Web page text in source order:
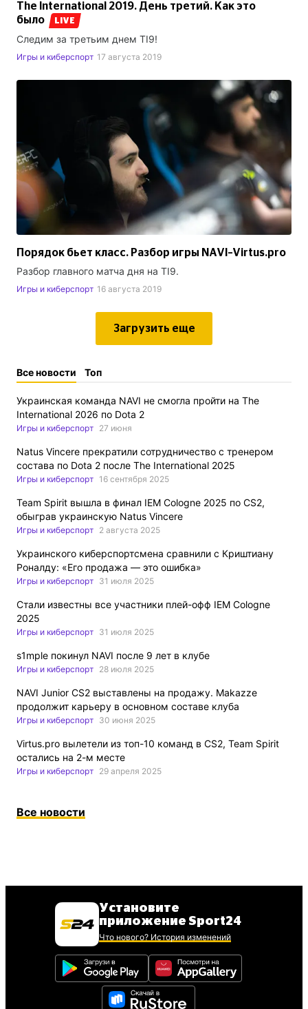
The International 2019. День третий. Как это
было
LIVE
Следим за третьим днем TI9!
Игры и киберспорт 17 августа 2019
Порядок бьет класс. Разбор игры NAVI–Virtus.pro
Разбор главного матча дня на TI9.
Игры и киберспорт 16 августа 2019
Загрузить еще
Все новости Топ
Украинская команда NAVI не смогла пройти на The
International 2026 по Dota 2
Игры и киберспорт 27 июня
Natus Vincere прекратили сотрудничество с тренером
состава по Dota 2 после The International 2025
Игры и киберспорт 16 сентября 2025
Team Spirit вышла в финал IEM Cologne 2025 по CS2,
обыграв украинскую Natus Vincere
Игры и киберспорт 2 августа 2025
Украинского киберспортсмена сравнили с Криштиану
Роналду: «Его продажа — это ошибка»
Игры и киберспорт 31 июля 2025
Стали известны все участники плей-офф IEM Cologne
2025
Игры и киберспорт 31 июля 2025
s1mple покинул NAVI после 9 лет в клубе
Игры и киберспорт 28 июля 2025
NAVI Junior CS2 выставлены на продажу. Makazze
продолжит карьеру в основном составе клуба
Игры и киберспорт 30 июня 2025
Virtus.pro вылетели из топ-10 команд в CS2, Team Spirit
остались на 2-м месте
Игры и киберспорт 29 апреля 2025
Все новости
Установите
приложение Sport24
Что нового? История изменений